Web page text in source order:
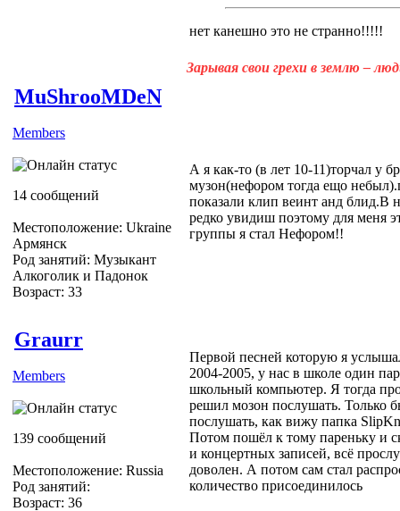
нет канешно это не странно!!!!!
Зарывая свои грехи в землю –
MuShrooMDeN
Members
14 сообщений
Местоположение: Ukraine
Армянск
Род занятий: Музыкант
Алкоголик и Падонок
Возраст: 33
А я как-то (в лет 10-11)торчал у
музон(нефором тогда ещо
показали клип веинт анд блид.В
редко увидиш поэтому для меня
группы я стал Нефором!!
Graurr
Members
139 сообщений
Местоположение: Russia
Род занятий:
Возраст: 36
Первой песней которую я
2004-2005, у нас в школе один
школьный компьютер. Я тогда
решил мозон послушать. Только
послушать, как вижу папка
Потом пошёл к тому пареньку и
и концертных записей, всё
доволен. А потом сам стал
количество присоединилось